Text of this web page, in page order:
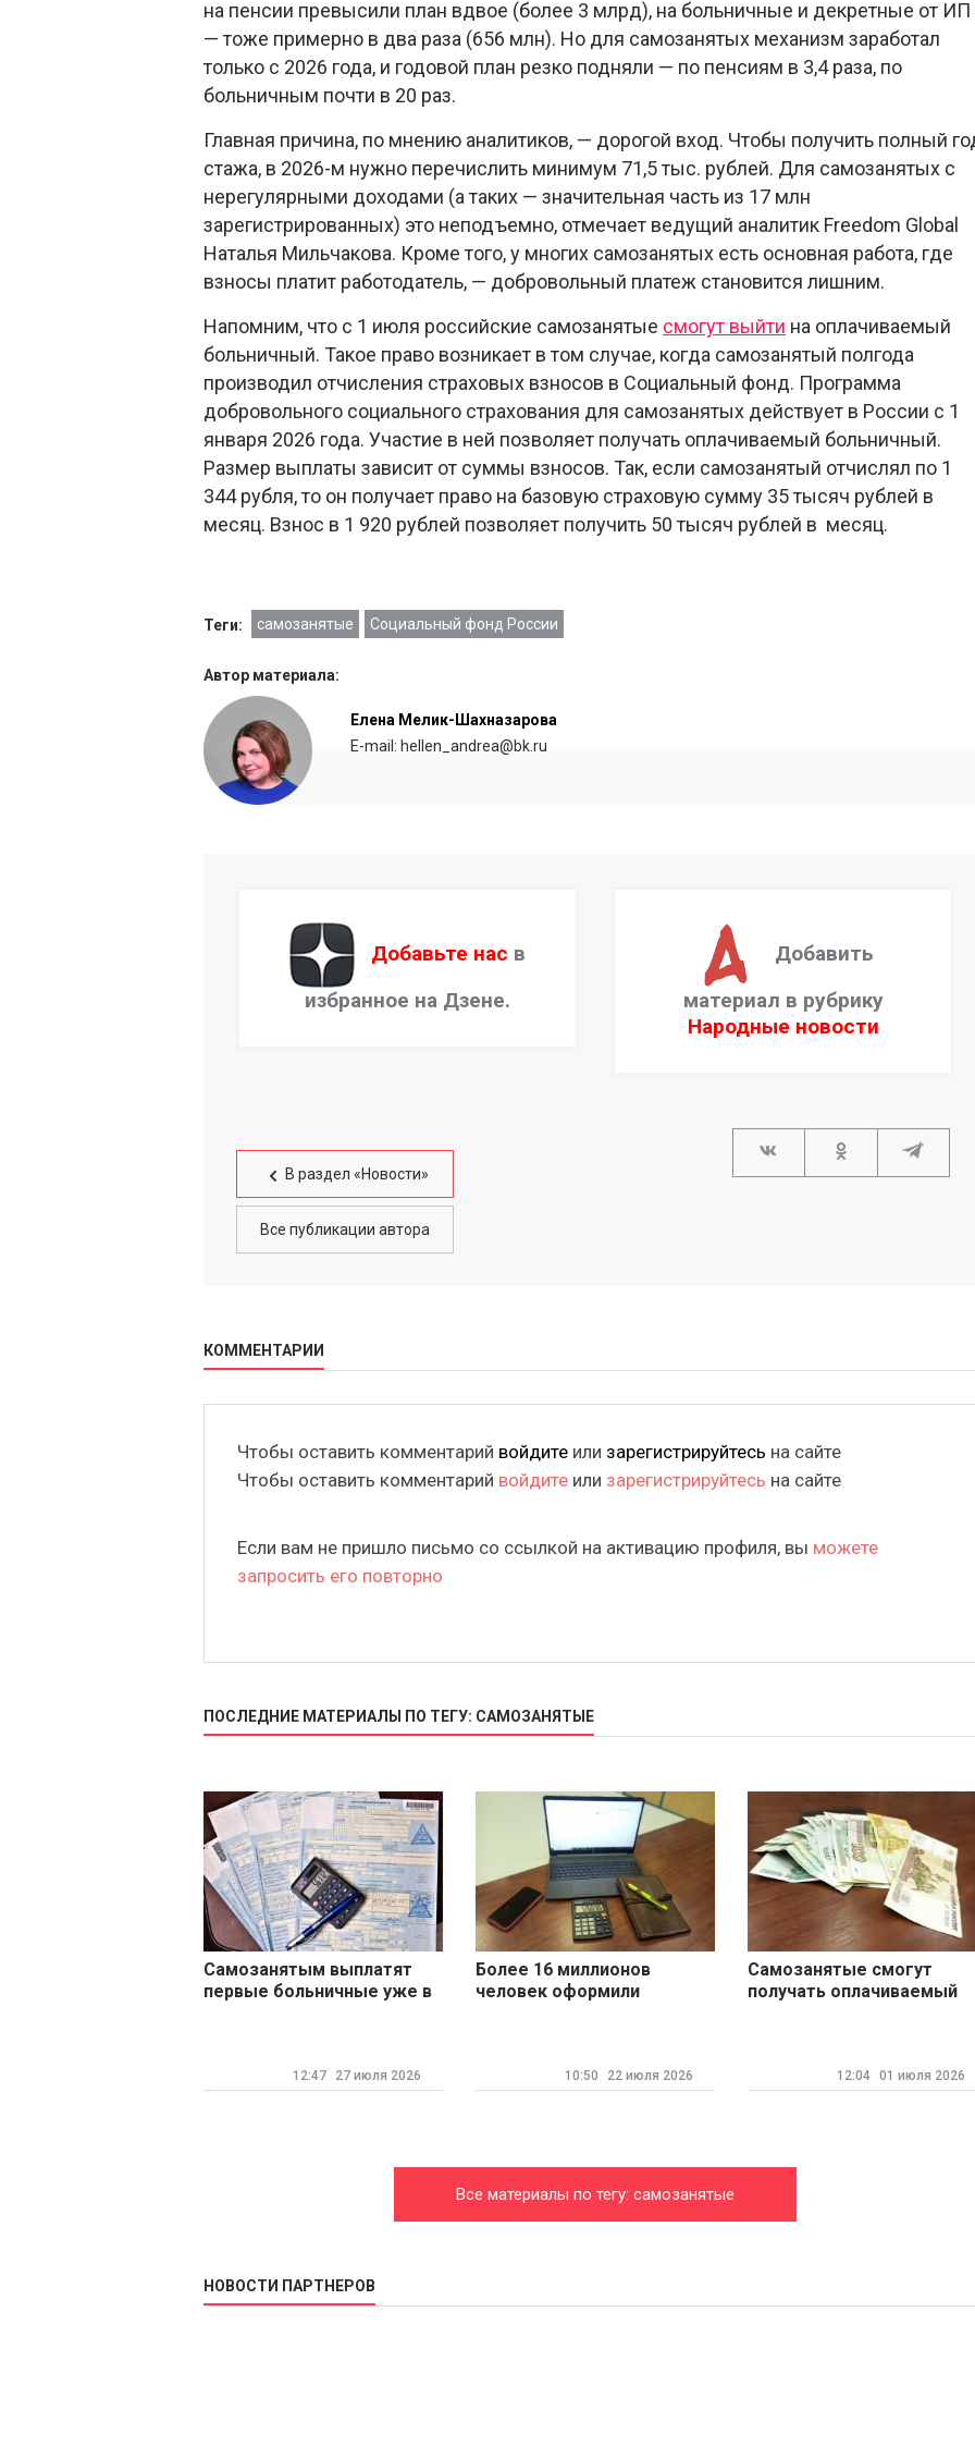
на пенсии превысили план вдвое (более 3 млрд), на больничные и декретные от ИП
— тоже примерно в два раза (656 млн). Но для самозанятых механизм заработал
только с 2026 года, и годовой план резко подняли — по пенсиям в 3,4 раза, по
больничным почти в 20 раз.
Главная причина, по мнению аналитиков, — дорогой вход. Чтобы получить полный
стажа, в 2026-м нужно перечислить минимум 71,5 тыс. рублей. Для самозанятых с
нерегулярными доходами (а таких — значительная часть из 17 млн
зарегистрированных) это неподъемно, отмечает ведущий аналитик Freedom Global
Наталья Мильчакова. Кроме того, у многих самозанятых есть основная работа, где
взносы платит работодатель, — добровольный платеж становится лишним.
Напомним, что с 1 июля российские самозанятые смогут выйти на оплачиваемый
больничный. Такое право возникает в том случае, когда самозанятый полгода
производил отчисления страховых взносов в Социальный фонд. Программа
добровольного социального страхования для самозанятых действует в России с 1
января 2026 года. Участие в ней позволяет получать оплачиваемый больничный.
Размер выплаты зависит от суммы взносов. Так, если самозанятый отчислял по 1
344 рубля, то он получает право на базовую страховую сумму 35 тысяч рублей в
месяц. Взнос в 1 920 рублей позволяет получить 50 тысяч рублей в месяц.
Теги: самозанятые Социальный фонд России
Автор материала:
Елена Мелик-Шахназарова
E-mail: hellen_andrea@bk.ru
Добавьте нас в
избранное на Дзене.
Добавить
материал в рубрику
Народные новости
В раздел «Новости»
Все публикации автора
КОММЕНТАРИИ
Чтобы оставить комментарий войдите или зарегистрируйтесь на сайте
Чтобы оставить комментарий войдите или зарегистрируйтесь на сайте
Если вам не пришло письмо со ссылкой на активацию профиля, вы можете
запросить его повторно
ПОСЛЕДНИЕ МАТЕРИАЛЫ ПО ТЕГУ: САМОЗАНЯТЫЕ
Самозанятым выплатят
первые больничные уже в
12:47 27 июля 2026
Более 16 миллионов
человек оформили
10:50 22 июля 2026
Самозанятые смогут
получать оплачиваемый
12:04 01 июля 2026
Все материалы по тегу: самозанятые
НОВОСТИ ПАРТНЕРОВ